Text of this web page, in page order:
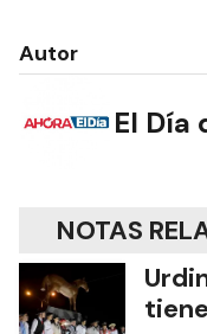
Autor
El Día
NOTAS